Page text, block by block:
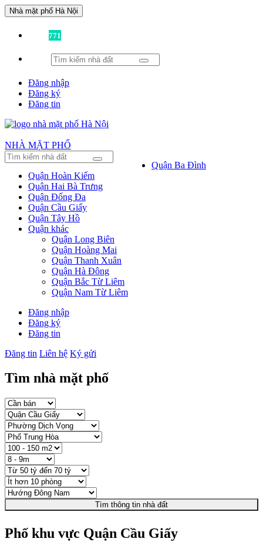
Nhà mặt phố Hà Nội
771
Đăng nhập
Đăng ký
Đăng tin
NHÀ MẶT PHỐ
Quận Ba Đình
Quận Hoàn Kiếm
Quận Hai Bà Trưng
Quận Đống Đa
Quận Cầu Giấy
Quận Tây Hồ
Quận khác
Quận Long Biên
Quận Hoàng Mai
Quận Thanh Xuân
Quận Hà Đông
Quận Bắc Từ Liêm
Quận Nam Từ Liêm
Đăng nhập
Đăng ký
Đăng tin
Đăng tin Liên hệ Ký gửi
Tìm nhà mặt phố
Tìm thông tin nhà đất
Phố khu vực Quận Cầu Giấy